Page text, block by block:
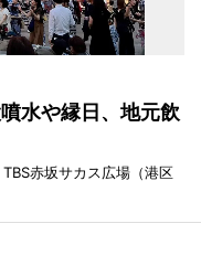
水や縁日、地元飲
赤坂サカス広場（港区